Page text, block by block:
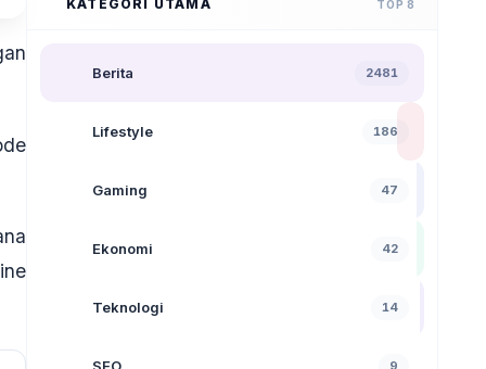
KATEGORI UTAMA TOP 8
Berita 2481
Lifestyle 186
Gaming 47
Ekonomi 42
Teknologi 14
9